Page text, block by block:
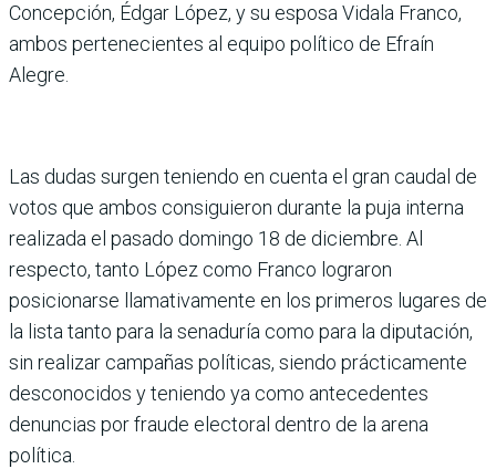
Concepción, Édgar López, y su esposa Vidala Franco,
ambos pertenecientes al equipo político de Efraín
Alegre.
Las dudas surgen teniendo en cuenta el gran caudal de
votos que ambos consiguieron durante la puja interna
realizada el pasado domingo 18 de diciembre. Al
respecto, tanto López como Franco lograron
posicionarse llamativamente en los primeros lugares de
la lista tanto para la senaduría como para la diputación,
sin realizar campañas políticas, siendo prácticamente
desconocidos y teniendo ya como antecedentes
denuncias por fraude electoral dentro de la arena
política.